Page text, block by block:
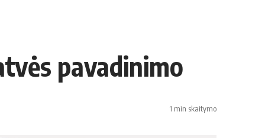
pavadinimo
1 min skaitymo